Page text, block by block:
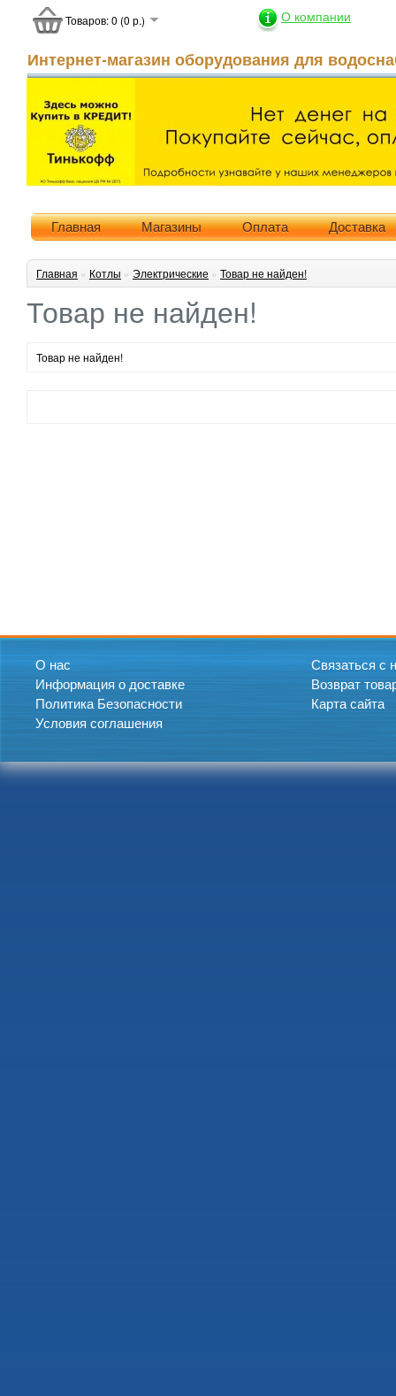
О компании
Интернет-магазин оборудования для
Товаров: 0 (0 р.)
Главная Магазины Оплата Доставка
Главная » Котлы » Электрические » Товар не найден!
Товар не найден!
Товар не найден!
О нас
Информация о доставке
Политика Безопасности
Условия соглашения
Связаться с
Возврат
Карта сайта